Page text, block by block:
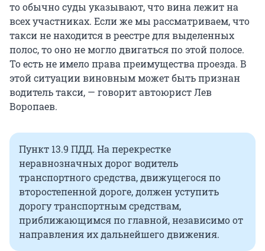
то обычно суды указывают, что вина лежит на
всех участниках. Если же мы рассматриваем, что
такси не находится в реестре для выделенных
полос, то оно не могло двигаться по этой полосе.
То есть не имело права преимущества проезда. В
этой ситуации виновным может быть признан
водитель такси, — говорит автоюрист Лев
Воропаев.
Пункт 13.9 ПДД. На перекрестке
неравнозначных дорог водитель
транспортного средства, движущегося по
второстепенной дороге, должен уступить
дорогу транспортным средствам,
приближающимся по главной, независимо от
направления их дальнейшего движения.